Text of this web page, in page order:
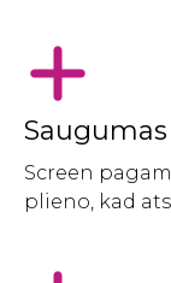
Saugumas
Screen
plieno, kad